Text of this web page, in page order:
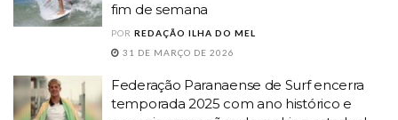
fim de semana
POR REDAÇÃO ILHA DO MEL
31 DE MARÇO DE 2026
Federação Paranaense de Surf encerra
temporada 2025 com ano histórico e